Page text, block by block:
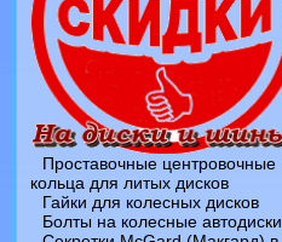
Проставочные центровочные
кольца для литых дисков
Гайки для колесных дисков
Болты на колесные автодиски